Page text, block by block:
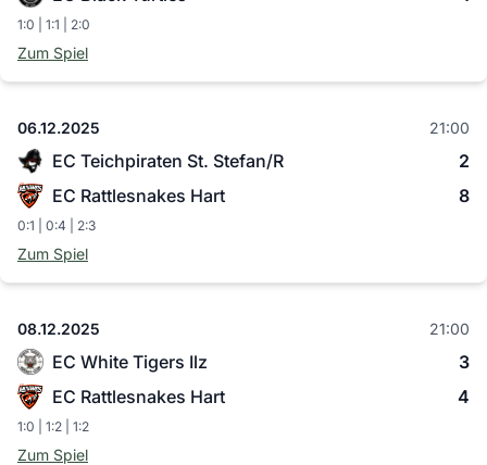
1:0 | 1:1 | 2:0
Zum Spiel
06.12.2025 21:00
EC Teichpiraten St. Stefan/R
2
EC Rattlesnakes Hart
8
0:1 | 0:4 | 2:3
Zum Spiel
08.12.2025 21:00
EC White Tigers Ilz
3
EC Rattlesnakes Hart
4
1:0 | 1:2 | 1:2
Zum Spiel